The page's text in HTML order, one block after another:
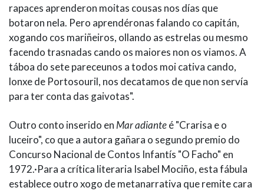
rapaces aprenderon moitas cousas nos días que
botaron nela. Pero aprendéronas falando co capitán,
xogando cos mariñeiros, ollando as estrelas ou mesmo
facendo trasnadas cando os maiores non os viamos. A
táboa do sete pareceunos a todos moi cativa cando,
lonxe de Portosouril, nos decatamos de que non servía
para ter conta das gaivotas".
Outro conto inserido en Mar adianteé "Crarisa e o
luceiro", co que a autora gañara o segundo premio do
Concurso Nacional de Contos Infantís "O Facho" en
1972.·Para a crítica literaria Isabel Mociño, esta fábula
establece outro xogo de metanarrativa que remite cara